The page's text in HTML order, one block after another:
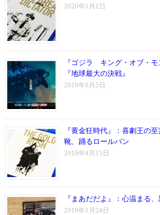
2020年1月1日
『ゴジラ キング・オブ・
『地球最大の決戦』
2019年6月5日
『黄金狂時代』：喜劇王の
靴、踊るロールパン
2019年4月15日
『まあだだよ』：心温まる
2019年1月24日